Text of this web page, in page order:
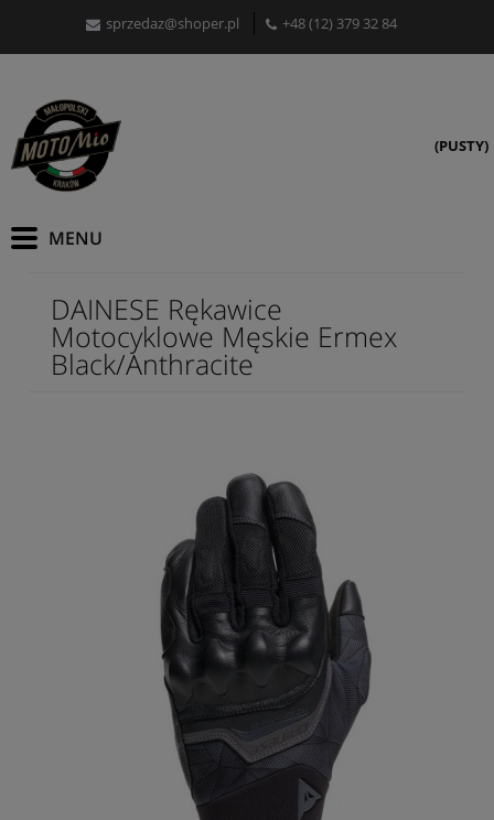
sprzedaz@shoper.pl +48 (12) 379 32 84
(PUSTY)
DAINESE Rękawice
Motocyklowe Męskie Ermex
Black/Anthracite